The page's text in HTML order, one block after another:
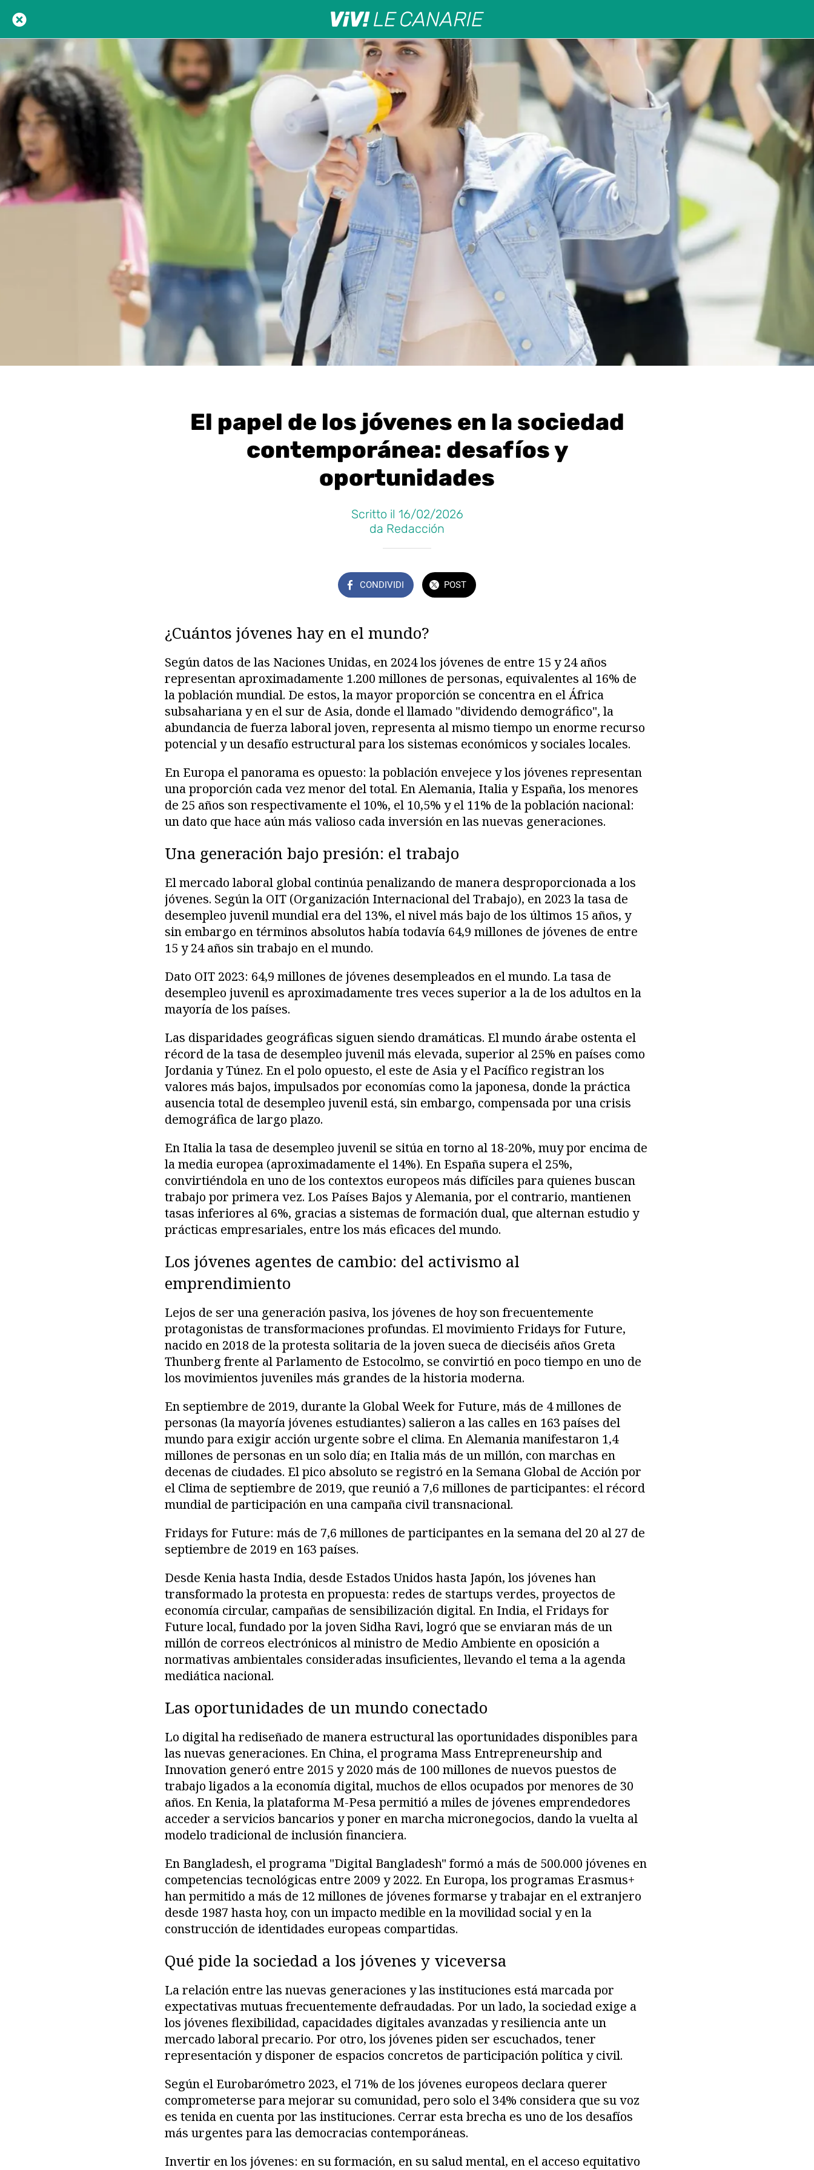
El papel de los jóvenes en la sociedad
contemporánea: desafíos y
oportunidades
Scritto il 16/02/2026
da Redacción
CONDIVIDI POST
¿Cuántos jóvenes hay en el mundo?
Según datos de las Naciones Unidas, en 2024 los jóvenes de entre 15 y 24 años
representan aproximadamente 1.200 millones de personas, equivalentes al 16% de
la población mundial. De estos, la mayor proporción se concentra en el África
subsahariana y en el sur de Asia, donde el llamado "dividendo demográfico", la
abundancia de fuerza laboral joven, representa al mismo tiempo un enorme recurso
potencial y un desafío estructural para los sistemas económicos y sociales locales.
En Europa el panorama es opuesto: la población envejece y los jóvenes representan
una proporción cada vez menor del total. En Alemania, Italia y España, los menores
de 25 años son respectivamente el 10%, el 10,5% y el 11% de la población nacional:
un dato que hace aún más valioso cada inversión en las nuevas generaciones.
Una generación bajo presión: el trabajo
El mercado laboral global continúa penalizando de manera desproporcionada a los
jóvenes. Según la OIT (Organización Internacional del Trabajo), en 2023 la tasa de
desempleo juvenil mundial era del 13%, el nivel más bajo de los últimos 15 años, y
sin embargo en términos absolutos había todavía 64,9 millones de jóvenes de entre
15 y 24 años sin trabajo en el mundo.
Dato OIT 2023: 64,9 millones de jóvenes desempleados en el mundo. La tasa de
desempleo juvenil es aproximadamente tres veces superior a la de los adultos en la
mayoría de los países.
Las disparidades geográficas siguen siendo dramáticas. El mundo árabe ostenta el
récord de la tasa de desempleo juvenil más elevada, superior al 25% en países como
Jordania y Túnez. En el polo opuesto, el este de Asia y el Pacífico registran los
valores más bajos, impulsados por economías como la japonesa, donde la práctica
ausencia total de desempleo juvenil está, sin embargo, compensada por una crisis
demográfica de largo plazo.
En Italia la tasa de desempleo juvenil se sitúa en torno al 18-20%, muy por encima de
la media europea (aproximadamente el 14%). En España supera el 25%,
convirtiéndola en uno de los contextos europeos más difíciles para quienes buscan
trabajo por primera vez. Los Países Bajos y Alemania, por el contrario, mantienen
tasas inferiores al 6%, gracias a sistemas de formación dual, que alternan estudio y
prácticas empresariales, entre los más eficaces del mundo.
Los jóvenes agentes de cambio: del activismo al
emprendimiento
Lejos de ser una generación pasiva, los jóvenes de hoy son frecuentemente
protagonistas de transformaciones profundas. El movimiento Fridays for Future,
nacido en 2018 de la protesta solitaria de la joven sueca de dieciséis años Greta
Thunberg frente al Parlamento de Estocolmo, se convirtió en poco tiempo en uno de
los movimientos juveniles más grandes de la historia moderna.
En septiembre de 2019, durante la Global Week for Future, más de 4 millones de
personas (la mayoría jóvenes estudiantes) salieron a las calles en 163 países del
mundo para exigir acción urgente sobre el clima. En Alemania manifestaron 1,4
millones de personas en un solo día; en Italia más de un millón, con marchas en
decenas de ciudades. El pico absoluto se registró en la Semana Global de Acción por
el Clima de septiembre de 2019, que reunió a 7,6 millones de participantes: el récord
mundial de participación en una campaña civil transnacional.
Fridays for Future: más de 7,6 millones de participantes en la semana del 20 al 27 de
septiembre de 2019 en 163 países.
Desde Kenia hasta India, desde Estados Unidos hasta Japón, los jóvenes han
transformado la protesta en propuesta: redes de startups verdes, proyectos de
economía circular, campañas de sensibilización digital. En India, el Fridays for
Future local, fundado por la joven Sidha Ravi, logró que se enviaran más de un
millón de correos electrónicos al ministro de Medio Ambiente en oposición a
normativas ambientales consideradas insuficientes, llevando el tema a la agenda
mediática nacional.
Las oportunidades de un mundo conectado
Lo digital ha rediseñado de manera estructural las oportunidades disponibles para
las nuevas generaciones. En China, el programa Mass Entrepreneurship and
Innovation generó entre 2015 y 2020 más de 100 millones de nuevos puestos de
trabajo ligados a la economía digital, muchos de ellos ocupados por menores de 30
años. En Kenia, la plataforma M-Pesa permitió a miles de jóvenes emprendedores
acceder a servicios bancarios y poner en marcha micronegocios, dando la vuelta al
modelo tradicional de inclusión financiera.
En Bangladesh, el programa "Digital Bangladesh" formó a más de 500.000 jóvenes en
competencias tecnológicas entre 2009 y 2022. En Europa, los programas Erasmus+
han permitido a más de 12 millones de jóvenes formarse y trabajar en el extranjero
desde 1987 hasta hoy, con un impacto medible en la movilidad social y en la
construcción de identidades europeas compartidas.
Qué pide la sociedad a los jóvenes y viceversa
La relación entre las nuevas generaciones y las instituciones está marcada por
expectativas mutuas frecuentemente defraudadas. Por un lado, la sociedad exige a
los jóvenes flexibilidad, capacidades digitales avanzadas y resiliencia ante un
mercado laboral precario. Por otro, los jóvenes piden ser escuchados, tener
representación y disponer de espacios concretos de participación política y civil.
Según el Eurobarómetro 2023, el 71% de los jóvenes europeos declara querer
comprometerse para mejorar su comunidad, pero solo el 34% considera que su voz
es tenida en cuenta por las instituciones. Cerrar esta brecha es uno de los desafíos
más urgentes para las democracias contemporáneas.
Invertir en los jóvenes: en su formación, en su salud mental, en el acceso equitativo